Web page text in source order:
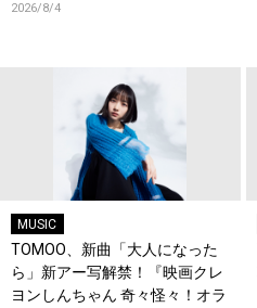
2026/8/4
MUSIC
TOMOO、新曲「大人になった
ら」新アー写解禁！『映画クレ
ヨンしんちゃん 奇々怪々！オラ